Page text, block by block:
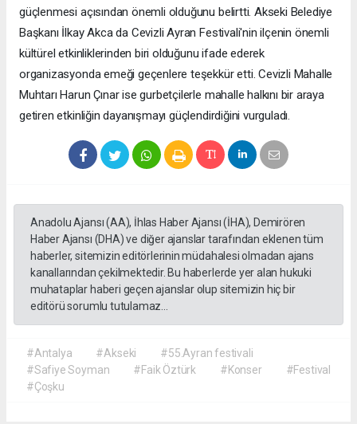
güçlenmesi açısından önemli olduğunu belirtti. Akseki Belediye
Başkanı İlkay Akca da Cevizli Ayran Festivali'nin ilçenin önemli
kültürel etkinliklerinden biri olduğunu ifade ederek
organizasyonda emeği geçenlere teşekkür etti. Cevizli Mahalle
Muhtarı Harun Çınar ise gurbetçilerle mahalle halkını bir araya
getiren etkinliğin dayanışmayı güçlendirdiğini vurguladı.
Anadolu Ajansı (AA), İhlas Haber Ajansı (İHA), Demirören
Haber Ajansı (DHA) ve diğer ajanslar tarafından eklenen tüm
haberler, sitemizin editörlerinin müdahalesi olmadan ajans
kanallarından çekilmektedir. Bu haberlerde yer alan hukuki
muhataplar haberi geçen ajanslar olup sitemizin hiç bir
editörü sorumlu tutulamaz...
#Antalya #Akseki
#55.Ayran festivali
#Safiye Soyman
#Faik Öztürk #Konser
#Festival
#Çoşku